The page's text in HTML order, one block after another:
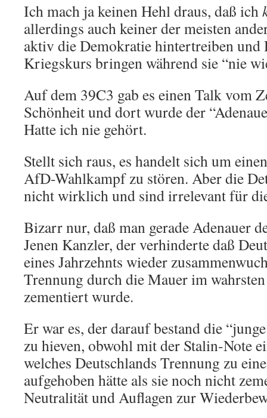
Ich mach ja keinen Hehl draus, daß ich
allerdings auch keiner der meisten
aktiv die Demokratie hintertreiben und
Kriegskurs bringen während sie “nie
Auf dem 39C3 gab es einen Talk vom
Schönheit und dort wurde der
Hatte ich nie gehört.
Stellt sich raus, es handelt sich um
AfD-Wahlkampf zu stören. Aber die
nicht wirklich und sind irrelevant für
Bizarr nur, daß man gerade Adenauer
Jenen Kanzler, der verhinderte daß
eines Jahrzehnts wieder
Trennung durch die Mauer im
zementiert wurde.
Er war es, der darauf bestand die
zu hieven, obwohl mit der Stalin-Note
welches Deutschlands Trennung zu
aufgehoben hätte als sie noch nicht
Neutralität und Auflagen zur